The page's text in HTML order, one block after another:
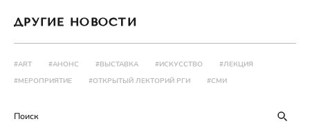
ДРУГИЕ НОВОСТИ
#ART #АНОНС #ВЫСТАВКА #ИСКУССТВО
#ЛЕКЦИЯ
#МЕРОПРИЯТИЕ
#ОТКРЫТЫЙ ЛЕКТОРИЙ РГИ #СМИ